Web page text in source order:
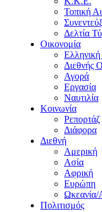
Τοπική
Δελτία
Οικονομία
Διεθνής
Αγορά
Εργασία
Ναυτιλία
Κοινωνία
Ρεπορτάζ
Διάφορα
Διεθνή
Αμερική
Ασία
Αφρική
Ευρώπη
Ωκεανία/
Πολιτισμός